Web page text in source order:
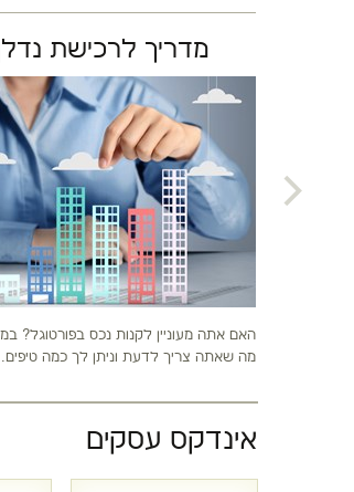
מדריך לרכישת
האם אתה מעוניין לקנות נכס בפורטוגל?
מה שאתה צריך לדעת וניתן לך כמה
אינדקס עסקים